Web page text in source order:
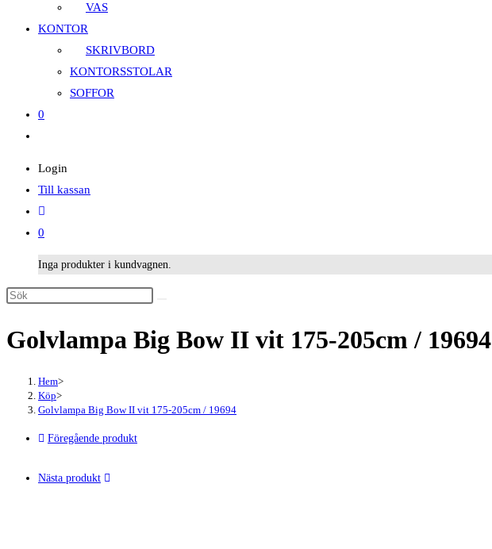
VAS
KONTOR
SKRIVBORD
KONTORSSTOLAR
SOFFOR
0
webbplatssökning
Login
Till kassan
0
Inga produkter i kundvagnen.
Sök
denna
Golvlampa Big Bow II vit 175-205cm / 19694
Hem>
Köp>
Golvlampa Big Bow II vit 175-205cm / 19694
Föregående produkt
Nästa produkt